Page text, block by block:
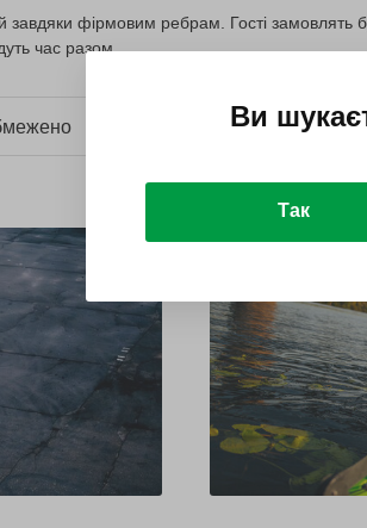
завдяки фірмовим ребрам. Гості замовлять
час разом.
Ви
Так